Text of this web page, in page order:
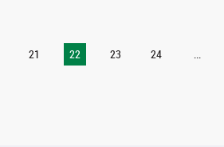
21 22 23 24 ...